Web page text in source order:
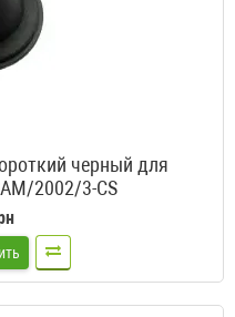
черный для
2002/3-CS